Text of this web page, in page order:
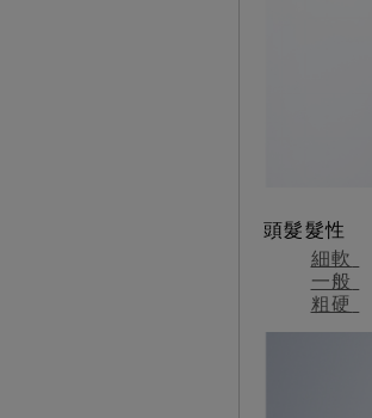
頭髮髮性
細軟
一般
粗硬